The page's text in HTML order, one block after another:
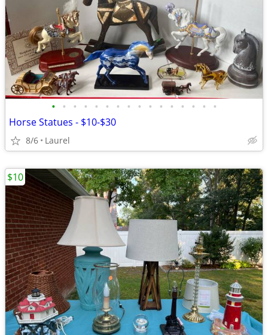
• • • • • • • • • • • • • • • •
Horse Statues - $10-$30
8/6 Laurel
$10